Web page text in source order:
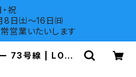
祝
8日㈯～16日㈰
営業いたいします
73号線 | LOVE